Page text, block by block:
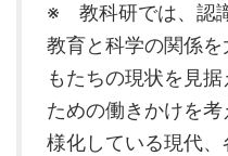
※ 教科研では、認
教育と科学の関係
もたちの現状を見
ための働きかけを
様化している現代